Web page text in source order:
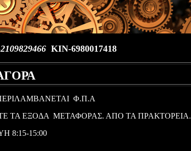
ΚΙΝ-6980017418
Φ.Π.Α
ΤΑ ΕΞΟΔΑ ΜΕΤΑΦΟΡΑΣ. ΑΠΟ ΤΑ ΠΡΑΚΤΟΡΕΙΑ.
8:15-15:00